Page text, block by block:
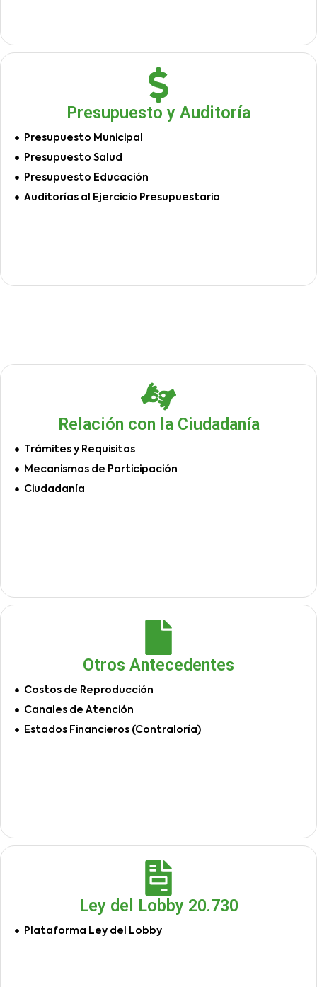
Presupuesto y Auditoría
Presupuesto Municipal
Presupuesto Salud
Presupuesto Educación
Auditorías al Ejercicio Presupuestario
Relación con la Ciudadanía
Trámites y Requisitos
Mecanismos de Participación
Ciudadanía
Otros Antecedentes
Costos de Reproducción
Canales de Atención
Estados Financieros (Contraloría)
Ley del Lobby 20.730
Plataforma Ley del Lobby